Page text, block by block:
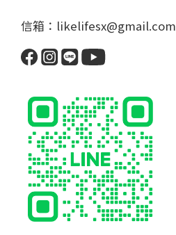
信箱：likelifesx@gmail.com